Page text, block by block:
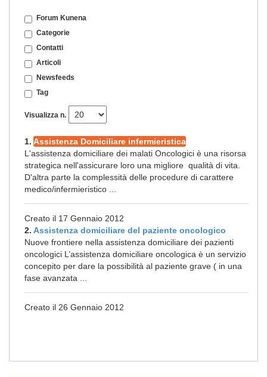
Forum Kunena
Categorie
Contatti
Articoli
Newsfeeds
Tag
Visualizza n.
1. Assistenza Domiciliare infermieristica
L'assistenza domiciliare dei malati Oncologici è una risorsa
strategica nell'assicurare loro una migliore qualità di vita.
D'altra parte la complessità delle procedure di carattere
medico/infermieristico ...
Creato il 17 Gennaio 2012
2. Assistenza domiciliare del paziente oncologico
Nuove frontiere nella assistenza domiciliare dei pazienti
oncologici L’assistenza domiciliare oncologica è un servizio
concepito per dare la possibilità al paziente grave ( in una
fase avanzata ...
Creato il 26 Gennaio 2012